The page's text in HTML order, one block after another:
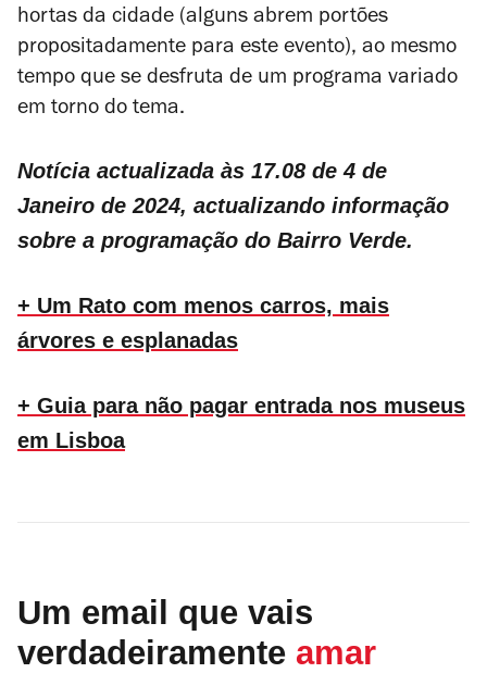
hortas da cidade (alguns abrem portões
propositadamente para este evento), ao mesmo
tempo que se desfruta de um programa variado
em torno do tema.
Notícia actualizada às 17.08 de 4 de
Janeiro de 2024, actualizando informação
sobre a programação do Bairro Verde.
+ Um Rato com menos carros, mais
árvores e esplanadas
+ Guia para não pagar entrada nos museus
em Lisboa
Um email que vais
verdadeiramente amar